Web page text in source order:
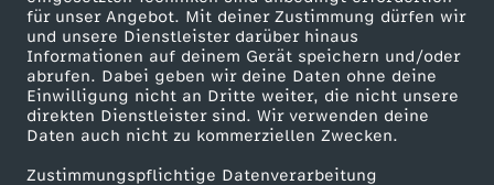
für unser Angebot. Mit deiner Zustimmung dürfen wir
und unsere Dienstleister darüber hinaus
Informationen auf deinem Gerät speichern und/oder
abrufen. Dabei geben wir deine Daten ohne deine
Einwilligung nicht an Dritte weiter, die nicht unsere
direkten Dienstleister sind. Wir verwenden deine
Daten auch nicht zu kommerziellen Zwecken.
Zustimmungspflichtige Datenverarbeitung
e
r
d
Mehr ZDF
ZDF-Apps
Smart TV
ZDFtext
Livestreams
Service
ZDFmitreden
Kontakt zum ZDF
Tickets
Zuschauerservice